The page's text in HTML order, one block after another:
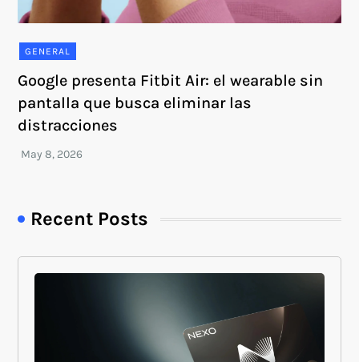
GENERAL
Google presenta Fitbit Air: el wearable sin
pantalla que busca eliminar las
distracciones
Recent Posts